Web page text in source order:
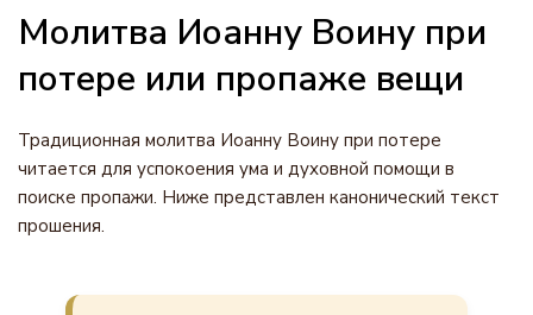
Молитва Иоанну Воину при
потере или пропаже вещи
Традиционная молитва Иоанну Воину при потере
читается для успокоения ума и духовной помощи в
поиске пропажи. Ниже представлен канонический текст
прошения.